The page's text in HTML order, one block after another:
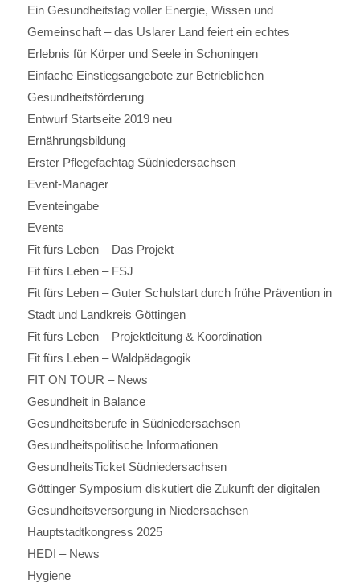
Ein Gesundheitstag voller Energie, Wissen und
Gemeinschaft – das Uslarer Land feiert ein echtes
Erlebnis für Körper und Seele in Schoningen
Einfache Einstiegsangebote zur Betrieblichen
Gesundheitsförderung
Entwurf Startseite 2019 neu
Ernährungsbildung
Erster Pflegefachtag Südniedersachsen
Event-Manager
Eventeingabe
Events
Fit fürs Leben – Das Projekt
Fit fürs Leben – FSJ
Fit fürs Leben – Guter Schulstart durch frühe Prävention in
Stadt und Landkreis Göttingen
Fit fürs Leben – Projektleitung & Koordination
Fit fürs Leben – Waldpädagogik
FIT ON TOUR – News
Gesundheit in Balance
Gesundheitsberufe in Südniedersachsen
Gesundheitspolitische Informationen
GesundheitsTicket Südniedersachsen
Göttinger Symposium diskutiert die Zukunft der digitalen
Gesundheitsversorgung in Niedersachsen
Hauptstadtkongress 2025
HEDI – News
Hygiene